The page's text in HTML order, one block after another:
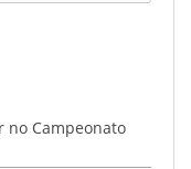
no Campeonato